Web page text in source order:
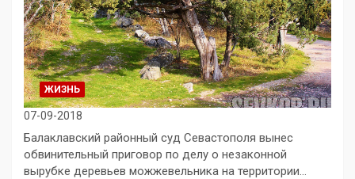
ЖИЗНЬ
07-09-2018
Балаклавский районный суд Севастополя вынес
обвинительный приговор по делу о незаконной
вырубке деревьев можжевельника на территории…